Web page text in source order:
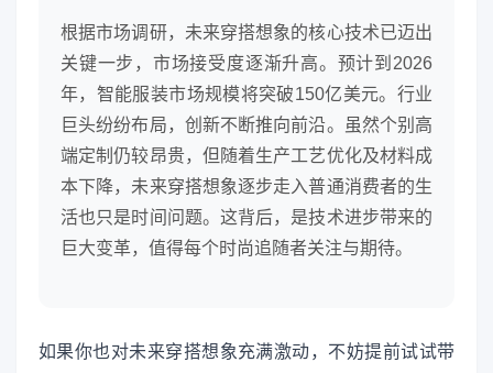
根据市场调研，未来穿搭想象的核心技术已迈出
关键一步，市场接受度逐渐升高。预计到2026
年，智能服装市场规模将突破150亿美元。行业
巨头纷纷布局，创新不断推向前沿。虽然个别高
端定制仍较昂贵，但随着生产工艺优化及材料成
本下降，未来穿搭想象逐步走入普通消费者的生
活也只是时间问题。这背后，是技术进步带来的
巨大变革，值得每个时尚追随者关注与期待。
如果你也对未来穿搭想象充满激动，不妨提前试试带